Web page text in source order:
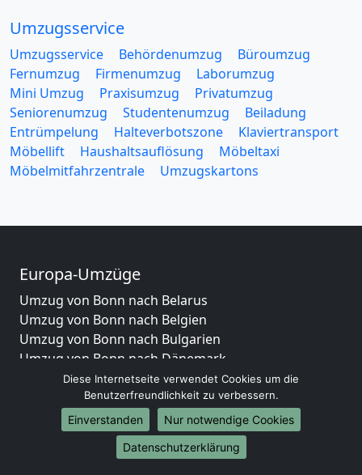
Umzugsservice
Umzugsservice Behördenumzug
Büroumzug
Fernumzug
Firmenumzug
Laborumzug
Mini Umzug
Praxisumzug
Privatumzug
Seniorenumzug
Studentenumzug
Beiladung
Entrümpelung
Halteverbotszone
Klaviertransport
Möbellift
Haushaltsauflösung
Möbeltaxi
Möbelmitfahrzentrale
Umzugskartons
Europa-Umzüge
Umzug von Bonn nach Belarus
Umzug von Bonn nach Belgien
Umzug von Bonn nach Bulgarien
Umzug von Bonn nach Dänemark
Umzug von Bonn nach England
Umzug von Bonn nach Portugal
Umzug von Bonn nach Bosnien und Herzegowina
Umzug von Bonn nach Irland
Umzug von Bonn nach Lettland
Diese Internetseite verwendet Cookies um die
Benutzerfreundlichkeit zu verbessern.
Einverstanden
Nur notwendige Cookies
Datenschutzerklärung